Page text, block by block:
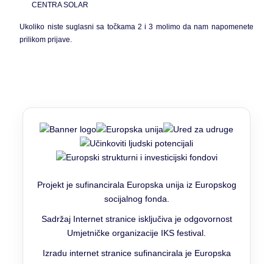
CENTRA SOLAR
Ukoliko niste suglasni sa točkama 2 i 3 molimo da nam napomenete
prilikom prijave.
Projekt je sufinancirala Europska unija iz Europskog
socijalnog fonda.
Sadržaj Internet stranice isključiva je odgovornost
Umjetničke organizacije IKS festival.
Izradu internet stranice sufinancirala je Europska